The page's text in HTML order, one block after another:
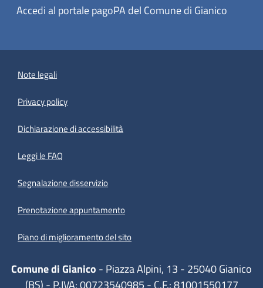
Accedi al portale pagoPA del Comune di Gianico
Note legali
Privacy policy
Dichiarazione di accessibilità
Leggi le FAQ
Segnalazione disservizio
Prenotazione appuntamento
Piano di miglioramento del sito
Comune di Gianico - Piazza Alpini, 13 - 25040 Gianico